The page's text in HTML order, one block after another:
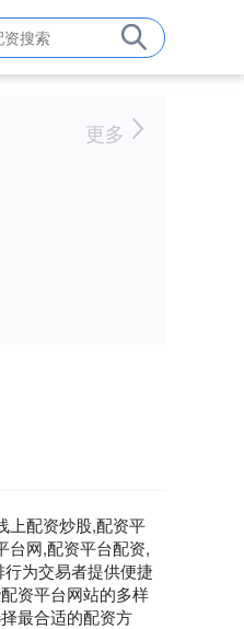
更多
上配资炒股,配资平
台网,配资平台配资,
为交易者提供便捷
资平台网站的多样
最合适的配资方